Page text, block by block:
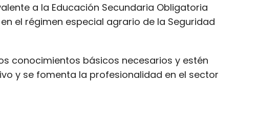
a la Educación Secundaria Obligatoria
el régimen especial agrario de la Seguridad
conocimientos básicos necesarios y estén
y se fomenta la profesionalidad en el sector